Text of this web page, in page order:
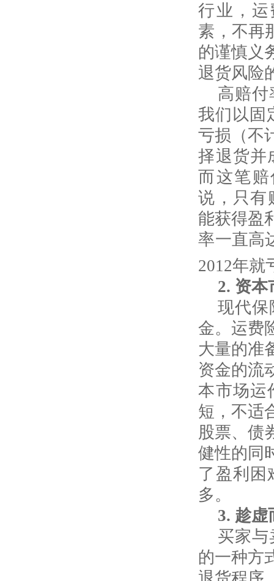
行业，运
素，不再
的谨慎义
退货风险
高赔付
我们以固
亏损（不
择退货并
而这笔
说，只有
能获得盈
率一直高
2012年就
2. 资本
现代保
金。运费
大量的准
资金的流
本市场运
短，不适
股票、债
健性的同
了盈利困
多。
3. 趁虚
买家与
的一种方